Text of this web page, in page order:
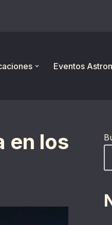
Eventos
en los